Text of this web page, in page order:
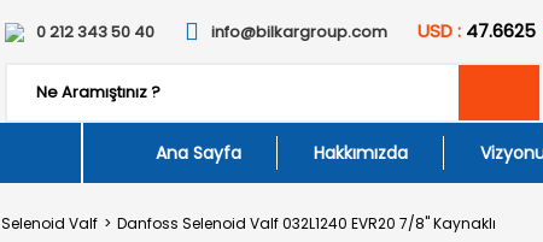
0 212 343 50 40 info@bilkargroup.com USD : 47.6625
Ana Sayfa Hakkımızda
Selenoid Valf Danfoss Selenoid Valf 032L1240 EVR20 7/8'' Kaynaklı